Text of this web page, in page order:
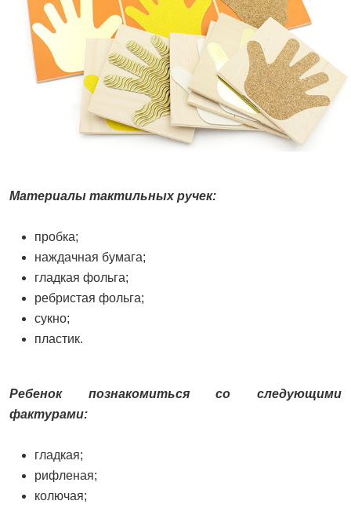
Материалы тактильных ручек:
пробка;
наждачная бумага;
гладкая фольга;
ребристая фольга;
сукно;
пластик.
Ребенок познакомиться со следующими
фактурами:
гладкая;
рифленая;
колючая;